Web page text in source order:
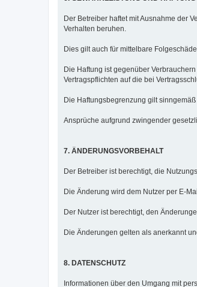
Der Betreiber haftet mit Ausnahme der
Verhalten beruhen.
Dies gilt auch für mittelbare
Die Haftung ist gegenüber
Vertragspflichten auf die bei
Die Haftungsbegrenzung gilt
Ansprüche aufgrund zwingender
7. ÄNDERUNGSVORBEHALT
Der Betreiber ist berechtigt, die
Die Änderung wird dem Nutzer per E-
Der Nutzer ist berechtigt, den
Die Änderungen gelten als anerkannt
8. DATENSCHUTZ
Informationen über den Umgang mit